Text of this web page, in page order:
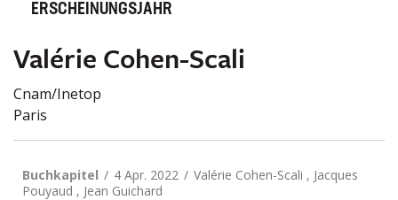
ERSCHEINUNGSJAHR
Valérie Cohen-Scali
Cnam/Inetop
Paris
Buchkapitel 4 Apr. 2022
Valérie Cohen-Scali , Jacques
Pouyaud , Jean Guichard